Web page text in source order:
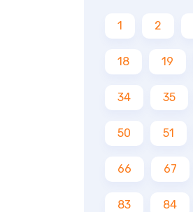
1 2
18 19
34 35
50 51
66 67
83 84